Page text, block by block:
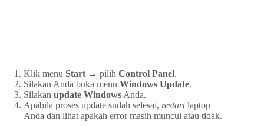
Klik menu Start → pilih Control Panel.
Silakan Anda buka menu Windows Update.
Silakan update Windows Anda.
Apabila proses update sudah selesai, restartlaptop
Anda dan lihat apakah error masih muncul atau tidak.